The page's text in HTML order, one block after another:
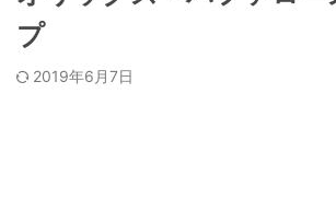
プ
2019年6月7日